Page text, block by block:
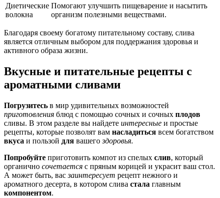
Диетические
волокна
Помогают улучшить пищеварение и насытить
организм полезными веществами.
Благодаря своему богатому питательному составу, слива
является отличным выбором для поддержания здоровья и
активного образа жизни.
Вкусные и питательные рецепты с
ароматными сливами
Погрузитесь в мир удивительных возможностей
приготовления блюд с помощью сочных и сочных плодов
сливы. В этом разделе вы найдете интересные и простые
рецепты, которые позволят вам насладиться всем богатством
вкуса и пользой для вашегоздоровья.
Попробуйте приготовить компот из спелых слив, который
органично сочетается с пряным корицей и украсит ваш стол.
А может быть, васзаинтересует рецепт нежного и
ароматного десерта, в котором слива стала главным
компонентом.